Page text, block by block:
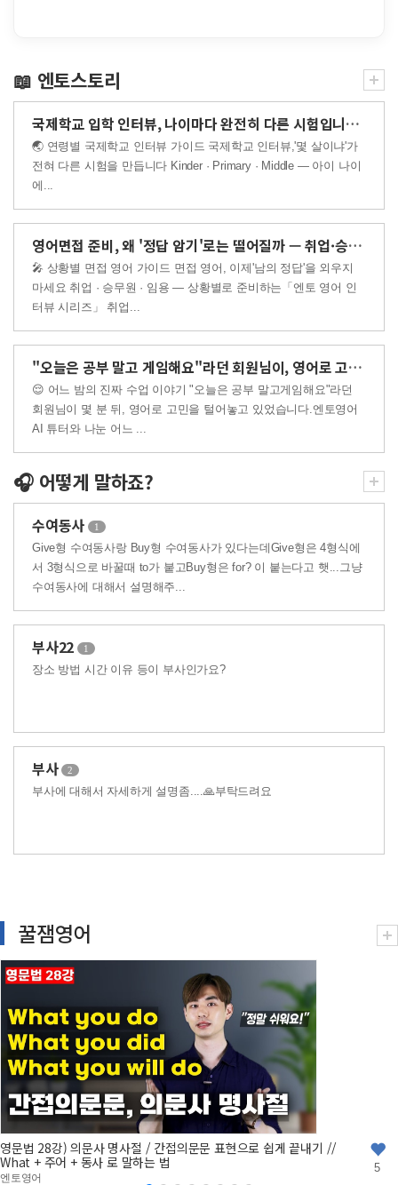
📖 엔토스토리
국제학교 입학 인터뷰, 나이마다 완전히 다른 시험입니다 — ..
🌏 연령별 국제학교 인터뷰 가이드 국제학교 인터뷰,'몇 살이냐'가
전혀 다른 시험을 만듭니다 Kinder · Primary · Middle — 아이 나이
에...
영어면접 준비, 왜 '정답 암기'로는 떨어질까 — 취업·승무..
🎤 상황별 면접 영어 가이드 면접 영어, 이제'남의 정답'을 외우지
마세요 취업 · 승무원 · 임용 — 상황별로 준비하는「엔토 영어 인
터뷰 시리즈」 취업...
"오늘은 공부 말고 게임해요"라던 회원님이, 영어로 고민까지..
😌 어느 밤의 진짜 수업 이야기 "오늘은 공부 말고게임해요"라던
회원님이 몇 분 뒤, 영어로 고민을 털어놓고 있었습니다.엔토영어
AI 튜터와 나눈 어느 ...
🎧 어떻게 말하죠?
수여동사 1
Give형 수여동사랑 Buy형 수여동사가 있다는데Give형은 4형식에
서 3형식으로 바꿀때 to가 붙고Buy형은 for? 이 붙는다고 햇...그냥
수여동사에 대해서 설명해주...
부사22 1
장소 방법 시간 이유 등이 부사인가요?
부사 2
부사에 대해서 자세하게 설명좀....🙏부탁드려요
꿀잼영어
영문법 28강) 의문사 명사절 / 간접의문문 표현으로 쉽게 끝내기 //
What + 주어 + 동사 로 말하는 법
엔토영어
5